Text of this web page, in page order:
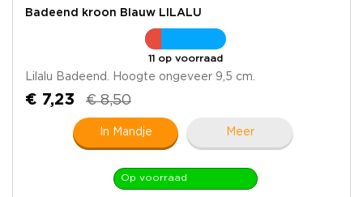
Badeend kroon Blauw LILALU
11 op voorraad
Lilalu Badeend. Hoogte ongeveer 9,5 cm.
€ 7,23 € 8,50
In Mandje Meer
Op voorraad